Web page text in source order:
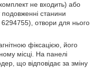
не входить) або
станини
6294755), отвори для нього
фіксацією, його
місці. На панелі
що відповідає за зміну